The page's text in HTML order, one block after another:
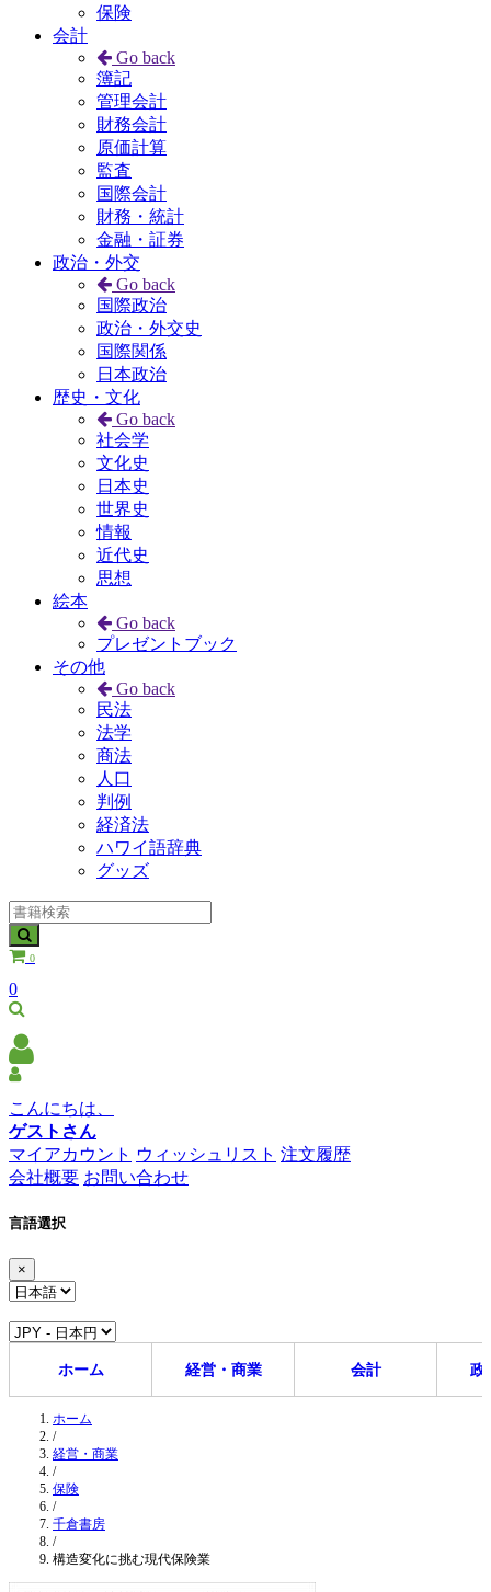
保険
会計
Go back
簿記
管理会計
財務会計
原価計算
監査
国際会計
財務・統計
金融・証券
政治・外交
Go back
国際政治
政治・外交史
国際関係
日本政治
歴史・文化
Go back
社会学
文化史
日本史
世界史
情報
近代史
思想
絵本
Go back
プレゼントブック
その他
Go back
民法
法学
商法
人口
判例
経済法
ハワイ語辞典
グッズ
0
0
こんにちは、
ゲストさん
マイアカウント ウィッシュリスト 注文履歴
会社概要 お問い合わせ
言語選択
×
ホーム 経営・商業 会計 政
ホーム
/
経営・商業
/
保険
/
千倉書房
/
構造変化に挑む現代保険業